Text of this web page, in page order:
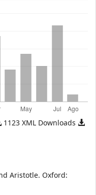
1123 XML Downloads
Aristotle. Oxford: